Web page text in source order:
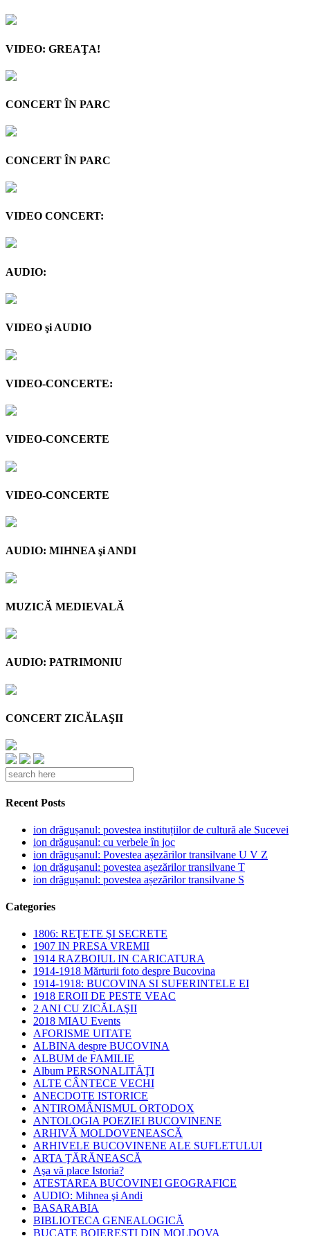
VIDEO: GREAŢA!
CONCERT ÎN PARC
CONCERT ÎN PARC
VIDEO CONCERT:
AUDIO:
VIDEO şi AUDIO
VIDEO-CONCERTE:
VIDEO-CONCERTE
VIDEO-CONCERTE
AUDIO: MIHNEA şi ANDI
MUZICĂ MEDIEVALĂ
AUDIO: PATRIMONIU
CONCERT ZICĂLAŞII
Recent Posts
ion drăgușanul: povestea instituțiilor de cultură ale Sucevei
ion drăgușanul: cu verbele în joc
ion drăgușanul: Povestea așezărilor transilvane U V Z
ion drăgușanul: povestea așezărilor transilvane T
ion drăgușanul: povestea așezărilor transilvane S
Categories
1806: REŢETE ŞI SECRETE
1907 IN PRESA VREMII
1914 RAZBOIUL IN CARICATURA
1914-1918 Mărturii foto despre Bucovina
1914-1918: BUCOVINA SI SUFERINTELE EI
1918 EROII DE PESTE VEAC
2 ANI CU ZICĂLAŞII
2018 MIAU Events
AFORISME UITATE
ALBINA despre BUCOVINA
ALBUM de FAMILIE
Album PERSONALITĂŢI
ALTE CÂNTECE VECHI
ANECDOTE ISTORICE
ANTIROMÂNISMUL ORTODOX
ANTOLOGIA POEZIEI BUCOVINENE
ARHIVĂ MOLDOVENEASCĂ
ARHIVELE BUCOVINENE ALE SUFLETULUI
ARTA ŢĂRĂNEASCĂ
Aşa vă place Istoria?
ATESTAREA BUCOVINEI GEOGRAFICE
AUDIO: Mihnea şi Andi
BASARABIA
BIBLIOTECA GENEALOGICĂ
BUCATE BOIEREŞTI DIN MOLDOVA